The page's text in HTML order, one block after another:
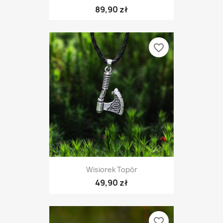
89,90 zł
Wisiorek Topór
49,90 zł
favorite_border